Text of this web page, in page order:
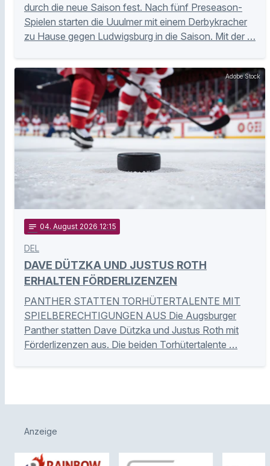
durch die neue Saison fest. Nach fünf Preseason-
Spielen starten die Uuulmer mit einem Derbykracher
zu Hause gegen Ludwigsburg in die Saison. Mit der …
Adobe Stock
notes 04. August 2026 12:15
DEL
DAVE DÜTZKA UND JUSTUS ROTH
ERHALTEN FÖRDERLIZENZEN
PANTHER STATTEN TORHÜTERTALENTE MIT
SPIELBERECHTIGUNGEN AUS Die Augsburger
Panther statten Dave Dützka und Justus Roth mit
Förderlizenzen aus. Die beiden Torhütertalente …
Anzeige